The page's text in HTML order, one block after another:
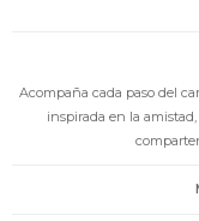
Acompaña cada paso del
inspirada en la